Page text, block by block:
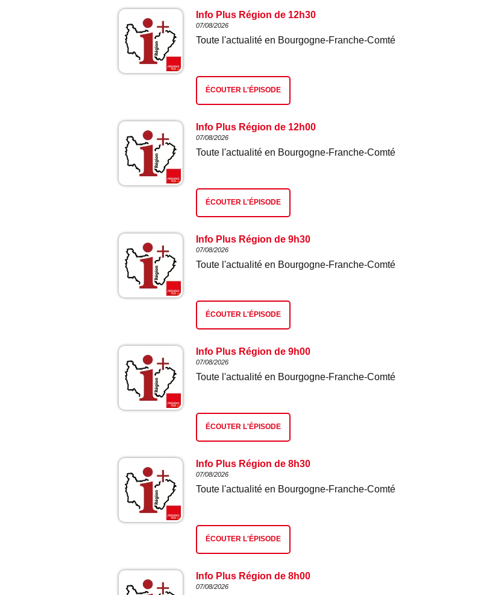
Info Plus Région de 12h30
07/08/2026
Toute l'actualité en Bourgogne-Franche-Comté
ÉCOUTER L'ÉPISODE
Info Plus Région de 12h00
07/08/2026
Toute l'actualité en Bourgogne-Franche-Comté
ÉCOUTER L'ÉPISODE
Info Plus Région de 9h30
07/08/2026
Toute l'actualité en Bourgogne-Franche-Comté
ÉCOUTER L'ÉPISODE
Info Plus Région de 9h00
07/08/2026
Toute l'actualité en Bourgogne-Franche-Comté
ÉCOUTER L'ÉPISODE
Info Plus Région de 8h30
07/08/2026
Toute l'actualité en Bourgogne-Franche-Comté
ÉCOUTER L'ÉPISODE
Info Plus Région de 8h00
07/08/2026